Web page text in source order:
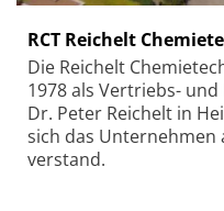
RCT Reichelt
Die Reichelt
1978 als Vertriebs-
Dr. Peter Reichelt in
sich das Unternehmen
verstand.